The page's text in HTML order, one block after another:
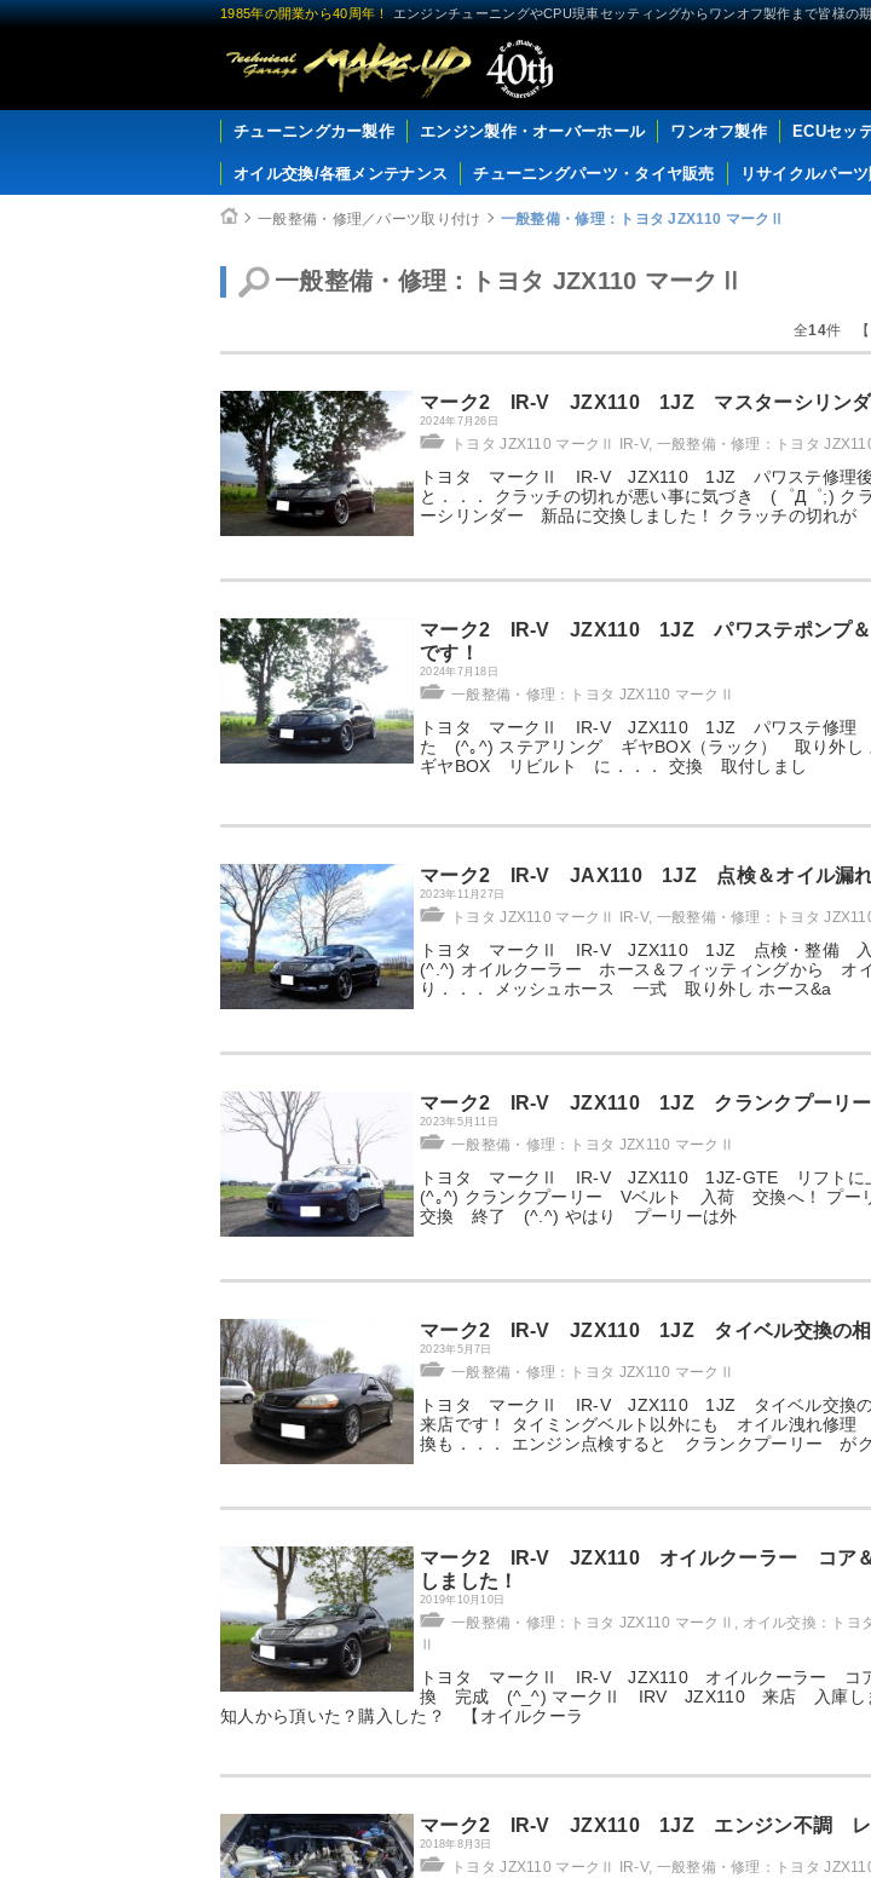
1985年の開業から40周年！エンジンチューニングやCPU現車セッティングからワンオフ製作まで皆様の
チューニングカー製作 エンジン製作・オーバーホール ワンオフ製作 ECUセッ
オイル交換/各種メンテナンス チューニングパーツ・タイヤ販売 リサイクルパー
一般整備・修理／パーツ取り付け 一般整備・修理：トヨタ JZX110 マークⅡ
一般整備・修理：トヨタ JZX110 マークⅡ
全14件
マーク2 IR-V JZX110 1JZ マスターシリンダ
2024年7月26日
トヨタ JZX110 マークⅡ IR-V, 一般整備・修理：トヨタ
トヨタ マークⅡ IR-V JZX110 1JZ パワステ修理
と．．． クラッチの切れが悪い事に気づき (゜Д゜;) ク
ーシリンダー 新品に交換しました！ クラッチの切れが
マーク2 IR-V JZX110 1JZ パワステポンプ＆
です！
2024年7月18日
一般整備・修理：トヨタ JZX110 マークⅡ
トヨタ マークⅡ IR-V JZX110 1JZ パワステ修理
た (^｡^) ステアリング ギヤBOX（ラック） 取り外し
ギヤBOX リビルト に．．． 交換 取付しまし
マーク2 IR-V JAX110 1JZ 点検＆オイル漏れ
2023年11月27日
トヨタ JZX110 マークⅡ IR-V, 一般整備・修理：トヨタ
トヨタ マークⅡ IR-V JZX110 1JZ 点検・整備 入
(^.^) オイルクーラー ホース＆フィッティングから オ
り．．． メッシュホース 一式 取り外し ホース&a
マーク2 IR-V JZX110 1JZ クランクプーリー
2023年5月11日
一般整備・修理：トヨタ JZX110 マークⅡ
トヨタ マークⅡ IR-V JZX110 1JZ-GTE リフトに
(^｡^) クランクプーリー Vベルト 入荷 交換へ！ プー
交換 終了 (^.^) やはり プーリーは外
マーク2 IR-V JZX110 1JZ タイベル交換の相
2023年5月7日
一般整備・修理：トヨタ JZX110 マークⅡ
トヨタ マークⅡ IR-V JZX110 1JZ タイベル交換
来店です！ タイミングベルト以外にも オイル洩れ修理
換も．．． エンジン点検すると クランクプーリー が
マーク2 IR-V JZX110 オイルクーラー コア＆
しました！
2019年10月10日
一般整備・修理：トヨタ JZX110 マークⅡ , オイル交換：トヨ
Ⅱ
トヨタ マークⅡ IR-V JZX110 オイルクーラー コ
換 完成 (^_^) マークⅡ IRV JZX110 来店 入庫し
知人から頂いた？購入した？ 【オイルクーラ
マーク2 IR-V JZX110 1JZ エンジン不調 レ
2018年8月3日
トヨタ JZX110 マークⅡ IR-V, 一般整備・修理：トヨタ